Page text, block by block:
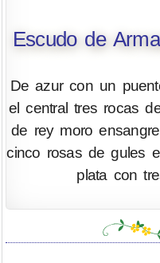
Escudo de
De azur con un
el central tres rocas
de rey moro
cinco rosas de gules
plata con